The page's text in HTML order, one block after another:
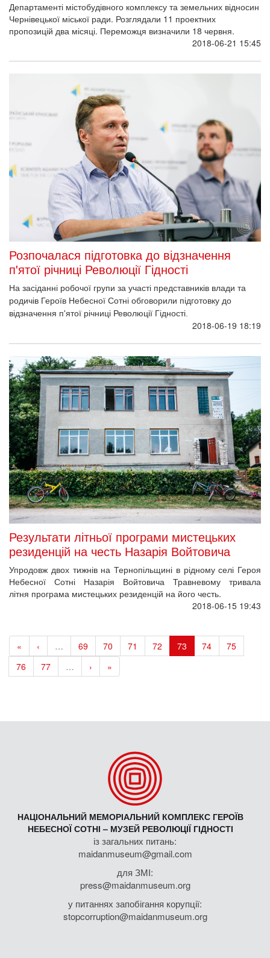
Департаменті містобудівного комплексу та земельних відносин
Чернівецької міської ради. Розглядали 11 проектних
пропозицій два місяці. Переможця визначили 18 червня.
2018-06-21 15:45
Розпочалася підготовка до відзначення
п'ятої річниці Революції Гідності
На засіданні робочої групи за участі представників влади та
родичів Героїв Небесної Сотні обговорили підготовку до
відзначення п'ятої річниці Революції Гідності.
2018-06-19 18:19
Результати літньої програми мистецьких
резиденцій на честь Назарія Войтовича
Упродовж двох тижнів на Тернопільщині в рідному селі Героя
Небесної Сотні Назарія Войтовича Травневому тривала
літня програма мистецьких резиденцій на його честь.
2018-06-15 19:43
« ‹ … 69 70 71 72 73 74
75
76
77 … › »
НАЦІОНАЛЬНИЙ МЕМОРІАЛЬНИЙ КОМПЛЕКС ГЕРОЇВ
НЕБЕСНОЇ СОТНІ – МУЗЕЙ РЕВОЛЮЦІЇ ГІДНОСТІ
із загальних питань:
maidanmuseum@gmail.com
для ЗМІ:
press@maidanmuseum.org
у питаннях запобігання корупції:
stopcorruption@maidanmuseum.org